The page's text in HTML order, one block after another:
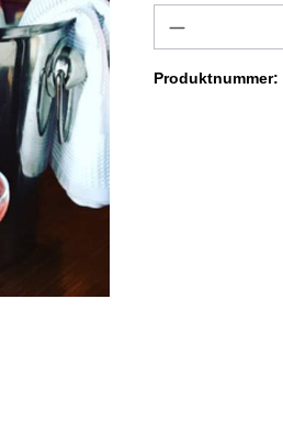
Produktnummer: